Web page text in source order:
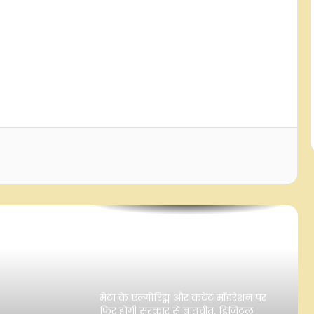
ब्रिक्स देशों के पास विनिर्माण क्षमता बढ़ाने
फिर होगी सरकार से बातचीत, डिजिटल
प्लेटफॉर्म्स की बढ़ी निगरानी